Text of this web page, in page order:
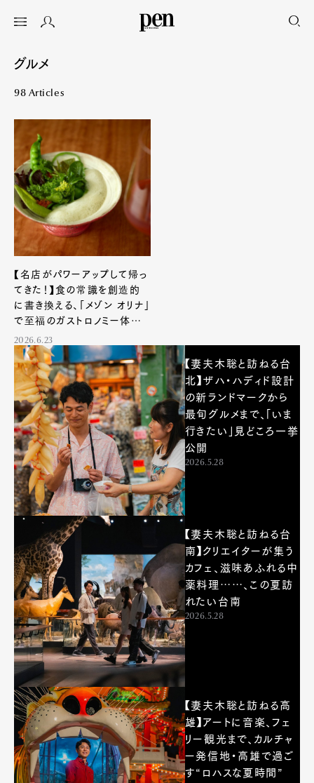
グルメ
98 Articles
【名店がパワーアップして帰っ
てきた！】食の常識を創造的
に書き換える、「メゾン オリナ」
で至福のガストロノミー体験
を
2026.6.23
【妻夫木聡と訪ねる台
北】ザハ・ハディド設計
の新ランドマークから
最旬グルメまで、「いま
行きたい」見どころ一挙
公開
2026.5.28
【妻夫木聡と訪ねる台
南】クリエイターが集う
カフェ、滋味あふれる中
薬料理……、この夏訪
れたい台南
2026.5.28
【妻夫木聡と訪ねる高
雄】アートに音楽、フェ
リー観光まで、カルチャ
ー発信地・高雄で過ご
す“ロハスな夏時間”